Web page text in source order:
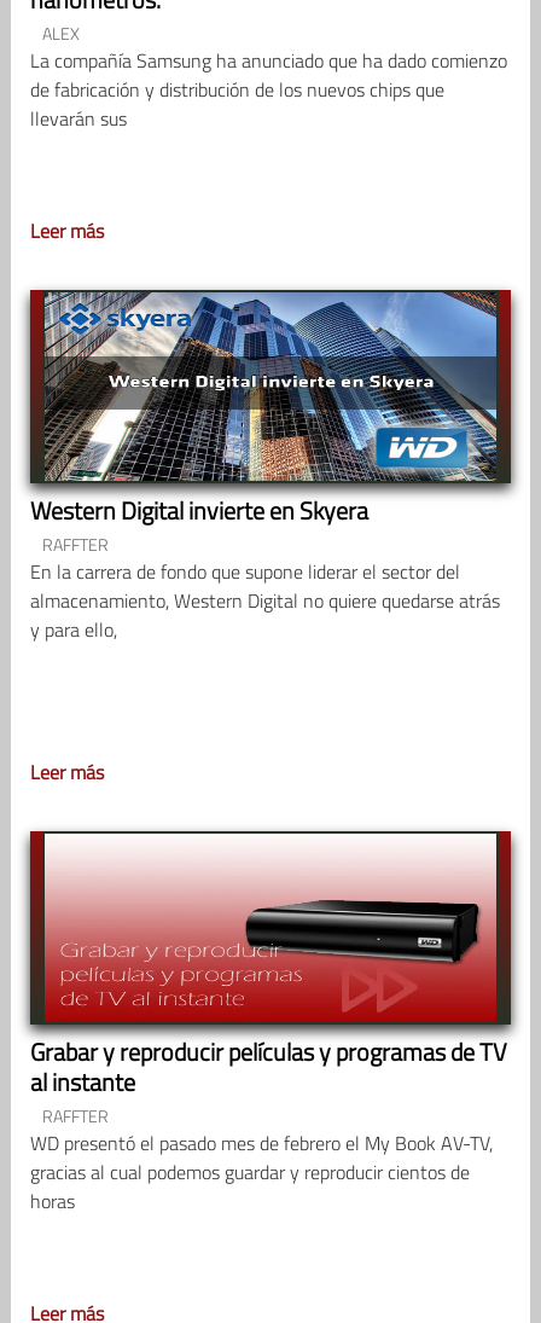
ALEX
La compañía Samsung ha anunciado que ha dado comienzo
de fabricación y distribución de los nuevos chips que
llevarán sus
Leer más
Western Digital invierte en Skyera
RAFFTER
En la carrera de fondo que supone liderar el sector del
almacenamiento, Western Digital no quiere quedarse atrás
y para ello,
Leer más
Grabar y reproducir películas y programas de TV
al instante
RAFFTER
WD presentó el pasado mes de febrero el My Book AV-TV,
gracias al cual podemos guardar y reproducir cientos de
horas
Leer más